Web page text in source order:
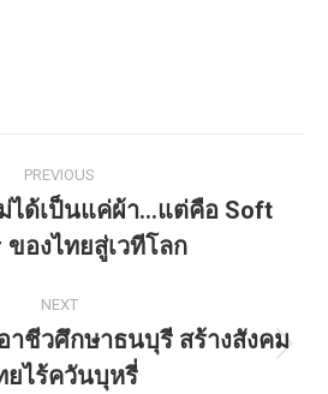
PREVIOUS
ม่ได้เป็นแค่ผ้า…แต่คือ Soft
ของไทยสู่เวทีโลก
NEXT
าชีวศึกษาธนบุรี สร้างสังคม
ยไร้ควันบุหรี่